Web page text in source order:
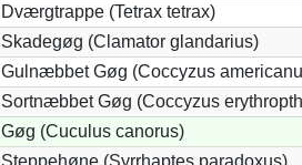
Dværgtrappe (Tetrax tetrax)
Skadegøg (Clamator glandarius)
Gulnæbbet Gøg (Coccyzus
Sortnæbbet Gøg (Coccyzus
Gøg (Cuculus canorus)
Steppehøne (Syrrhaptes paradoxus)